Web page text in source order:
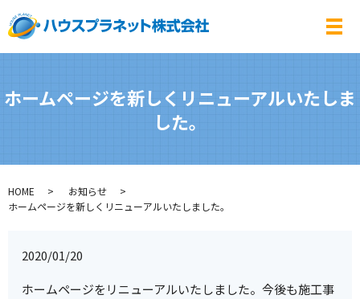
メ
ホームページを新しくリニューアルいたしま
した。
HOME
お知らせ
ホームページを新しくリニューアルいたしました。
2020/01/20
ホームページをリニューアルいたしました。今後も施工事